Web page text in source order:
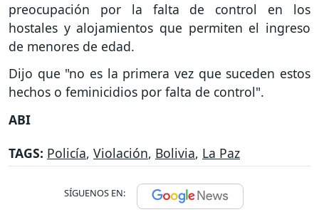
preocupación por la falta de control en los
hostales y alojamientos que permiten el ingreso
de menores de edad.
Dijo que "no es la primera vez que suceden estos
hechos o feminicidios por falta de control".
ABI
TAGS: Policía, Violación, Bolivia, La Paz
SÍGUENOS EN: